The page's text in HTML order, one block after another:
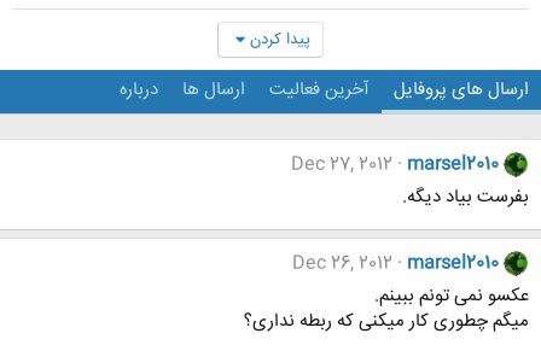
پیدا کردن
ارسال های پروفایل آخرین فعالیت ارسال ها درباره
marsel2010
Dec 27, 2012
بفرست بیاد دیگه.
marsel2010
Dec 26, 2012
عکسو نمی تونم ببینم.
میگم چطوری کار میکنی که ربطه نداری؟